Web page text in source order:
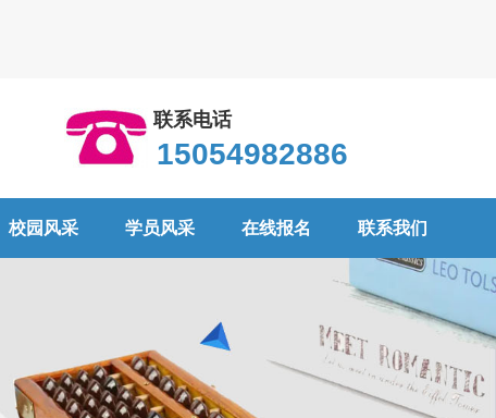
联系电话
15054982886
校园风采 学员风采 在线报名 联系我们